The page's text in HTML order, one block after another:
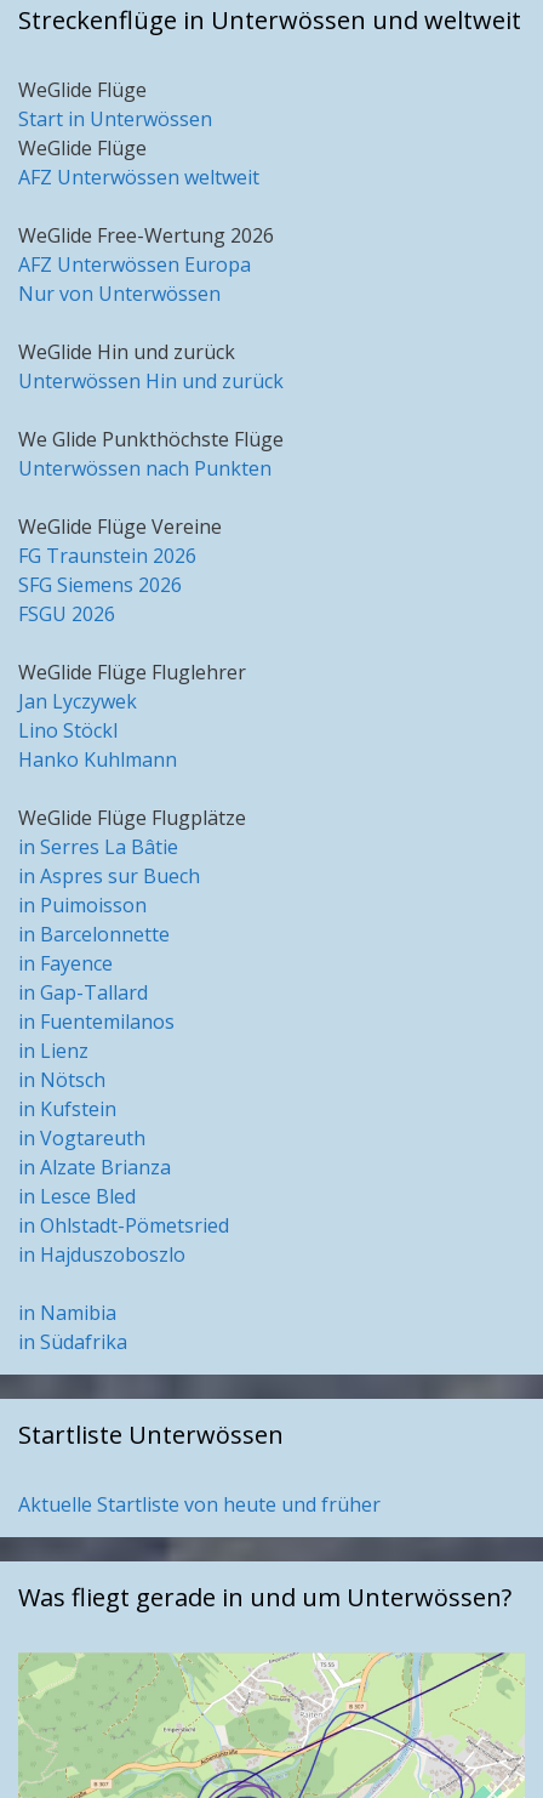
Streckenflüge in Unterwössen und weltweit
WeGlide Flüge
Start in Unterwössen
WeGlide Flüge
AFZ Unterwössen weltweit
WeGlide Free-Wertung 2026
AFZ Unterwössen Europa
Nur von Unterwössen
WeGlide Hin und zurück
Unterwössen Hin und zurück
We Glide Punkthöchste Flüge
Unterwössen nach Punkten
WeGlide Flüge Vereine
FG Traunstein 2026
SFG Siemens 2026
FSGU 2026
WeGlide Flüge Fluglehrer
Jan Lyczywek
Lino Stöckl
Hanko Kuhlmann
WeGlide Flüge Flugplätze
in Serres La Bâtie
in Aspres sur Buech
in Puimoisson
in Barcelonnette
in Fayence
in Gap-Tallard
in Fuentemilanos
in Lienz
in Nötsch
in Kufstein
in Vogtareuth
in Alzate Brianza
in Lesce Bled
in Ohlstadt-Pömetsried
in Hajduszoboszlo
in Namibia
in Südafrika
Startliste Unterwössen
Aktuelle Startliste von heute und früher
Was fliegt gerade in und um Unterwössen?